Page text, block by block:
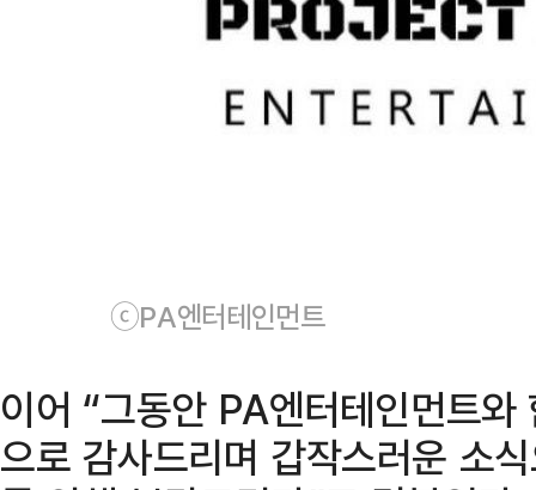
ⓒPA엔터테인먼트
이어 “그동안 PA엔터테인먼트
으로 감사드리며 갑작스러운 소